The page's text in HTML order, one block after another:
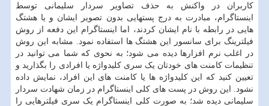
کاربران در واکنش به حذف تصاویر سردار سلیمانی توسط
اینستاگرام، مبادرت به درج پستهایی بدون تصویر ایشان و یا هشتگ
هایی در رابطه با نام ایشان کردند، اما اینستاگرام این دفعه از روش
فیلترینگ برای سانسور این هشتگ ها استفاده نمود. مشابه این روش
در اغلب نرم افزارها دیده می شود؛ به نحوی که شما می توانید در
تنظیمات کامنت های خودتان یک سری کلیدواژه یا افرادی را بگذارید و
تعیین کنید که این کلیدواژه ها یا کامنت های این افراد، نمایش داده
نشود. این روش در پست های کلی اینستاگرام در زمان شهادت سردار
سلیمانی دیده شد؛ به صورت کلی اینستاگرام یک سری فیلترهایی را